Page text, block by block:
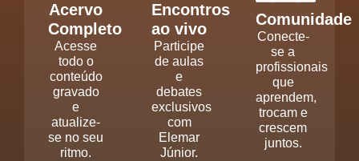
Acervo
Completo
Acesse
todo o
conteúdo
gravado
e
atualize-
se no seu
ritmo.
Encontros
ao vivo
Participe
de aulas
e
debates
exclusivos
com
Elemar
Júnior.
Comunidade
Conecte-
se a
profissionais
que
aprendem,
trocam e
crescem
juntos.